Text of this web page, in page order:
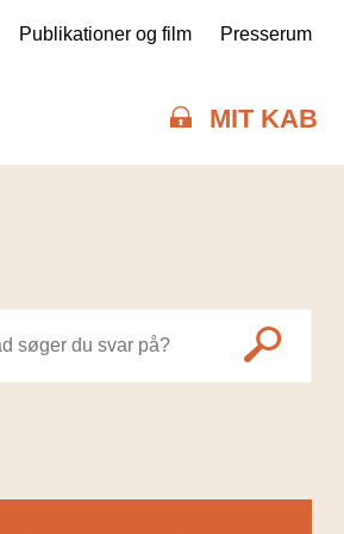
Publikationer og film Presserum
MIT KAB